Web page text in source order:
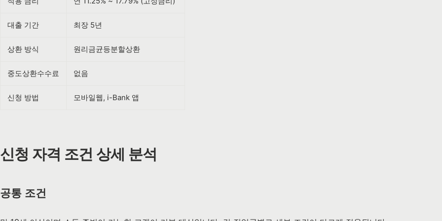
대출 기간 최장 5년
상환 방식 원리금균등분할상환
중도상환수수료 없음
신청 방법 모바일웹, i-Bank 앱
신청 자격 조건 상세 분석
공통 조건